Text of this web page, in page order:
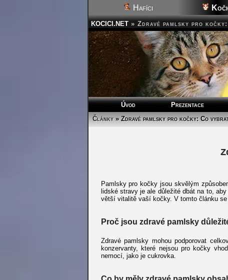
Hafíci
KOCICI.NET » Zdravé pamlsky pro
Úvod Prezentace
Články» Zdravé pamlsky pro kočky: Co
Pamlsky pro kočky jsou skvělým
lidské stravy je ale důležité dbát na to,
větší vitalitě vaší kočky. V tomto článku
Proč jsou zdravé pamlsky
Zdravé pamlsky mohou podporovat
konzervanty, které nejsou pro kočky
nemocí, jako je cukrovka.